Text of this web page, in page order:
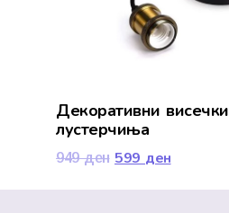
Декоративни висечки
лустерчиња
949ден 599 ден